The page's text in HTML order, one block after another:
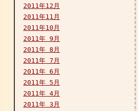
2011年12月
2011年11月
2011年10月
2011年 9月
2011年 8月
2011年 7月
2011年 6月
2011年 5月
2011年 4月
2011年 3月